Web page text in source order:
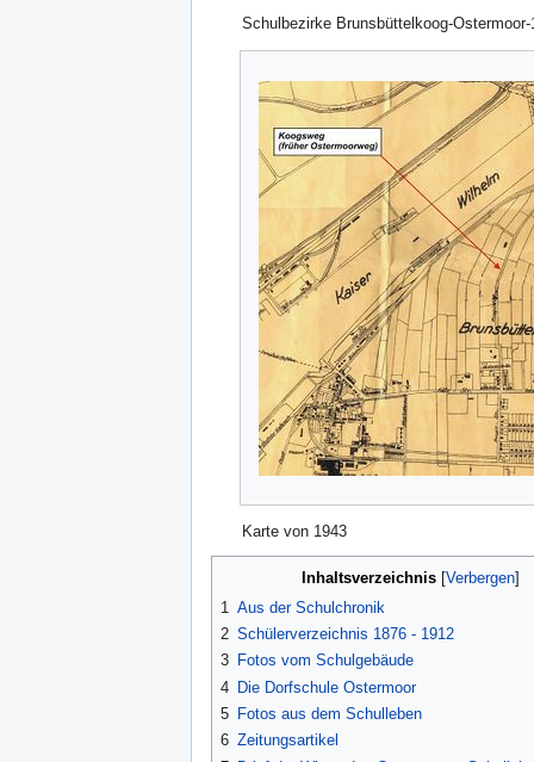
Schulbezirke Brunsbüttelkoog-Ostermoor-
Karte von 1943
Inhaltsverzeichnis
1 Aus der Schulchronik
2 Schülerverzeichnis 1876 - 1912
3 Fotos vom Schulgebäude
4 Die Dorfschule Ostermoor
5 Fotos aus dem Schulleben
6 Zeitungsartikel